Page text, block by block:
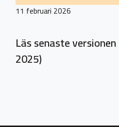
11 februari 2026
Läs senaste
2025)